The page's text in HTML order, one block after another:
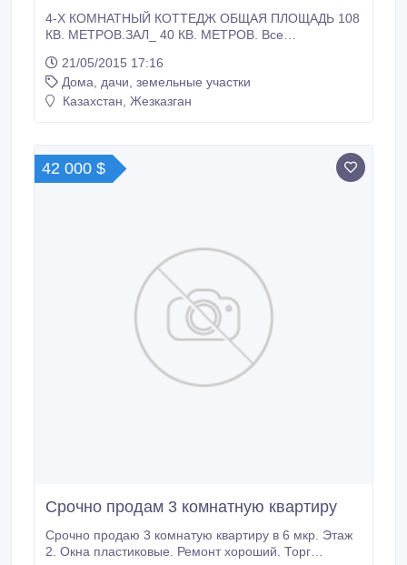
4-Х КОМНАТНЫЙ КОТТЕДЖ ОБЩАЯ ПЛОЩАДЬ 108
КВ. МЕТРОВ.ЗАЛ_ 40 КВ. МЕТРОВ. Все
кухня с большим погребом, баня, сарай с полом,
электропечь.Большой участок земли под огород с
домом около 10 соток земли.посажен огород. Торг
21/05/2015 17:16
Дома, дачи, земельные участки
Казахстан, Жезказган
42 000 $
Срочно продам 3 комнатную квартиру
Срочно продаю 3 комнатую квартиру в 6 мкр. Этаж
2. Окна пластиковые. Ремонт хороший. Торг